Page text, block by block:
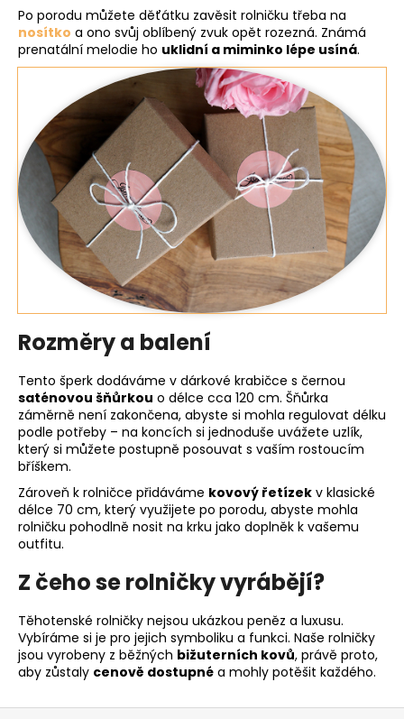
Po porodu můžete děťátku zavěsit rolničku třeba na
nosítko a ono svůj oblíbený zvuk opět rozezná. Známá
prenatální melodie ho uklidní a miminko lépe usíná.
Rozměry a balení
Tento šperk dodáváme v dárkové krabičce s černou
saténovou šňůrkou o délce cca 120 cm. Šňůrka
záměrně není zakončena, abyste si mohla regulovat délku
podle potřeby – na koncích si jednoduše uvážete uzlík,
který si můžete postupně posouvat s vaším rostoucím
bříškem.
Zároveň k rolničce přidáváme kovový řetízek v klasické
délce 70 cm, který využijete po porodu, abyste mohla
rolničku pohodlně nosit na krku jako doplněk k vašemu
outfitu.
Z čeho se rolničky vyrábějí?
Těhotenské rolničky nejsou ukázkou peněz a luxusu.
Vybíráme si je pro jejich symboliku a funkci. Naše rolničky
jsou vyrobeny z běžných bižuterních kovů, právě proto,
aby zůstaly cenově dostupné a mohly potěšit každého.